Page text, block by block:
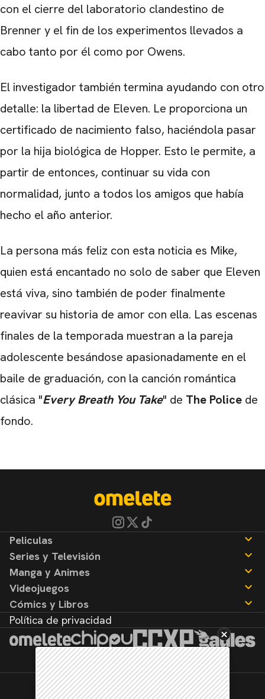
con el cierre del laboratorio clandestino de
Brenner y el fin de los experimentos llevados a
cabo tanto por él como por Owens.
El investigador también termina ayudando con otro
detalle: la libertad de Eleven. Le proporciona un
certificado de nacimiento falso, haciéndola pasar
por la hija biológica de Hopper. Esto le permite, a
partir de entonces, continuar su vida con
normalidad, junto a todos los amigos que había
hecho el año anterior.
La persona más feliz con esta noticia es Mike,
quien está encantado no solo de saber que Eleven
está viva, sino también de poder finalmente
reavivar su historia de amor con ella. Las escenas
finales de la temporada muestran a la pareja
adolescente besándose apasionadamente en el
baile de graduación, con la canción romántica
clásica "Every Breath You Take" de The Police de
fondo.
Peliculas
Noticias
Reseñas
Series y Televisión
Noticias
Reseñas
Manga y Animes
Noticias
Reseñas
Videojuegos
Noticias
Reseñas
Cómics y Libros
Noticias
Reseñas
Política de privacidad
©2026. Todos los derechos reservados.